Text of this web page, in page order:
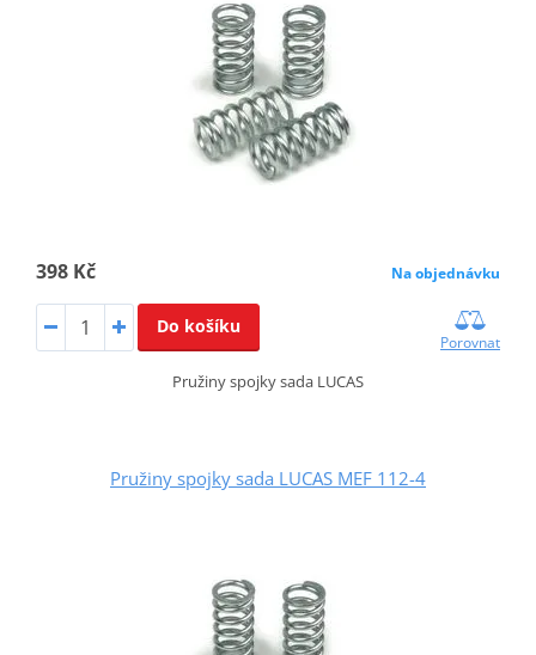
398 Kč Na objednávku
Do košíku
Porovnat
Pružiny spojky sada LUCAS
Pružiny spojky sada LUCAS MEF 112-4